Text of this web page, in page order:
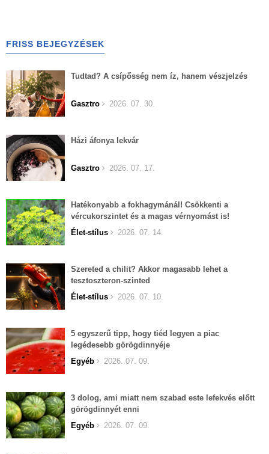
FRISS BEJEGYZÉSEK
Tudtad? A csípősség nem íz, hanem vészjelzés
Gasztro 2026. 07. 30.
Házi áfonya lekvár
Gasztro 2026. 07. 17.
Hatékonyabb a fokhagymánál! Csökkenti a
vércukorszintet és a magas vérnyomást is!
Élet-stílus
2026. 07. 14.
Szereted a chilit? Akkor magasabb lehet a
tesztoszteron-szinted
Élet-stílus
2026. 07. 10.
5 egyszerű tipp, hogy tiéd legyen a piac
legédesebb görögdinnyéje
Egyéb
2026. 07. 09.
3 dolog, ami miatt nem szabad este lefekvés előtt
görögdinnyét enni
Egyéb
2026. 07. 09.